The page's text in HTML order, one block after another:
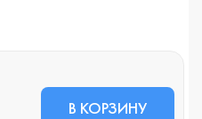
В КОРЗИНУ